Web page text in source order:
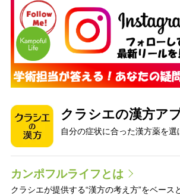
クラシエの漢方ア
自分の症状に合った漢方薬を選
カンポフルライフとは
クラシエが提供する“漢方の考え方”をベース